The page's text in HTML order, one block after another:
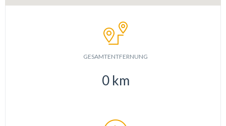
GESAMTENTFERNUNG
0 km